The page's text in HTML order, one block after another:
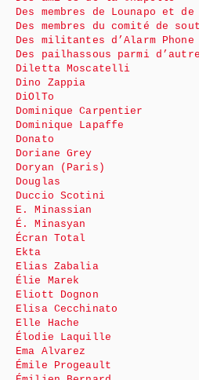
Des membres de Lounapo et
Des membres du comité de
Des militantes d’Alarm Phone
Des pailhassous parmi
Diletta Moscatelli
Dino Zappia
DiOlTo
Dominique Carpentier
Dominique Lapaffe
Donato
Doriane Grey
Doryan (Paris)
Douglas
Duccio Scotini
E. Minassian
É. Minasyan
Écran Total
Ekta
Elias Zabalia
Élie Marek
Eliott Dognon
Elisa Cecchinato
Elle Hache
Élodie Laquille
Ema Alvarez
Émile Progeault